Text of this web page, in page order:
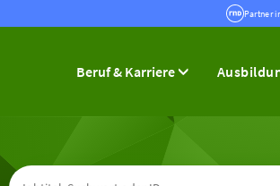
Partner
Beruf & Karriere